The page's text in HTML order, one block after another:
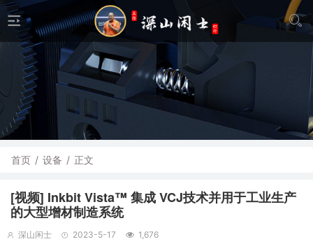
首页 / 设备 / 正文
[视频] Inkbit Vista™ 集成 VCJ技术并用于工业生产
的大型增材制造系统
深山闲士 2023-5-17 1,676